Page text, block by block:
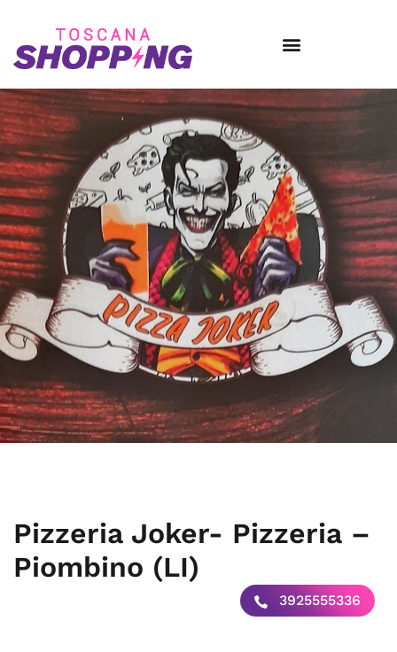
Pizzeria Joker- Pizzeria –
Piombino (LI)
3925555336